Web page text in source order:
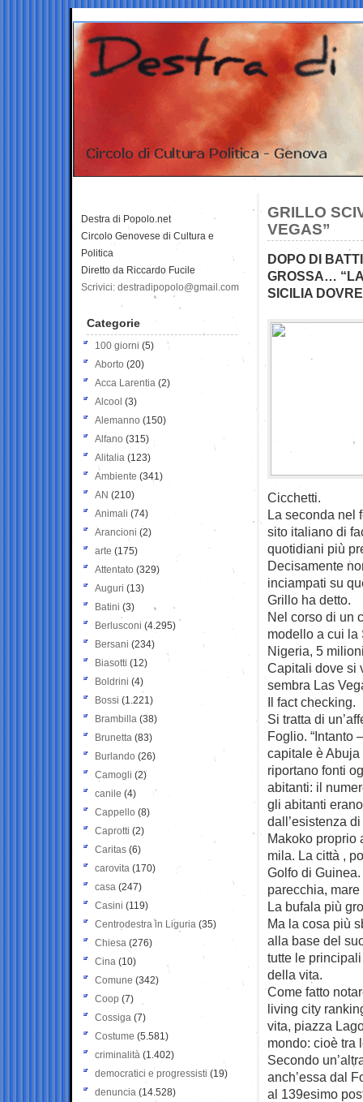
GRILLO
VEGAS”
DOPO DI
GROSSA… “LA
SICILIA
Cicchetti.
La seconda nel
sito italiano di
quotidiani più
Decisamente
inciampati su
Grillo ha detto.
Nel corso di un
modello a cui
Nigeria, 5
Capitali dove si
sembra Las
Il fact checking.
Si tratta di
Foglio. “Intanto
capitale è
riportano fonti
abitanti: il
gli abitanti
dall’esistenza
Makoko proprio
mila. La città ,
Golfo di
parecchia,
La bufala più
Ma la cosa più
alla base del
tutte le
della vita.
Come fatto
living city
vita, piazza
mondo: cioè tra
Secondo
anch’essa dal
al 139esimo
Destra di Popolo.net
Circolo Genovese di Cultura e
Politica
Diretto da Riccardo Fucile
Scrivici: destradipopolo@gmail.com
Categorie
100 giorni (5)
Aborto (20)
Acca Larentia (2)
Alcool (3)
Alemanno (150)
Alfano (315)
Alitalia (123)
Ambiente (341)
AN (210)
Animali (74)
Arancioni (2)
arte (175)
Attentato (329)
Auguri (13)
Batini (3)
Berlusconi (4.295)
Bersani (234)
Biasotti (12)
Boldrini (4)
Bossi (1.221)
Brambilla (38)
Brunetta (83)
Burlando (26)
Camogli (2)
canile (4)
Cappello (8)
Caprotti (2)
Caritas (6)
carovita (170)
casa (247)
Casini (119)
Centrodestra in Liguria (35)
Chiesa (276)
Cina (10)
Comune (342)
Coop (7)
Cossiga (7)
Costume (5.581)
criminalità (1.402)
democratici e progressisti (19)
denuncia (14.528)